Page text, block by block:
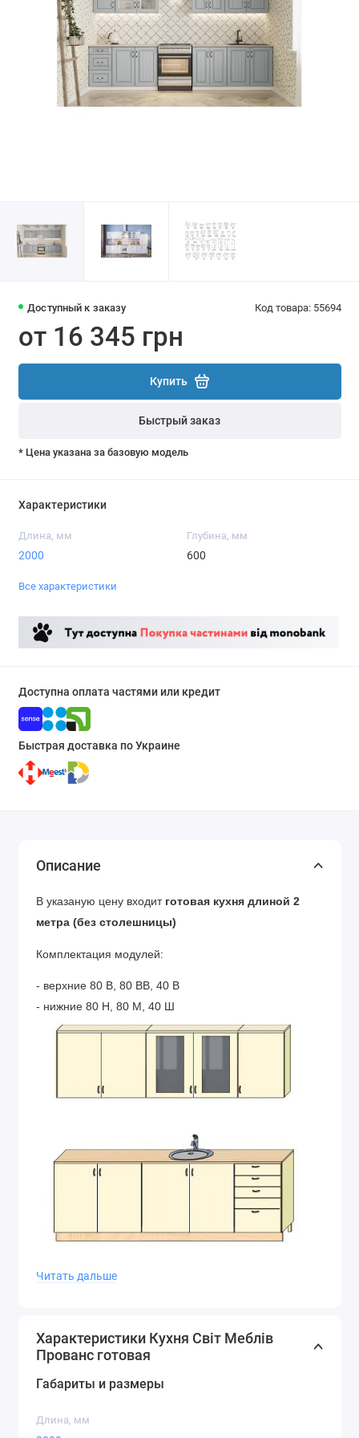
Доступный к заказу Код товара: 55694
от 16 345 грн
Купить
Быстрый заказ
* Цена указана за базовую модель
Характеристики
Длина, мм
2000
Глубина, мм
600
Все характеристики
Доступна оплата частями или кредит
Быстрая доставка по Украине
Описание
В указаную цену входит готовая кухня длиной 2
метра (без столешницы)
Комплектация модулей:
- верхние 80 В, 80 ВВ, 40 В
- нижние 80 Н, 80 М, 40 Ш
Читать дальше
Характеристики Кухня Світ Меблів
Прованс готовая
Габариты и размеры
Длина, мм